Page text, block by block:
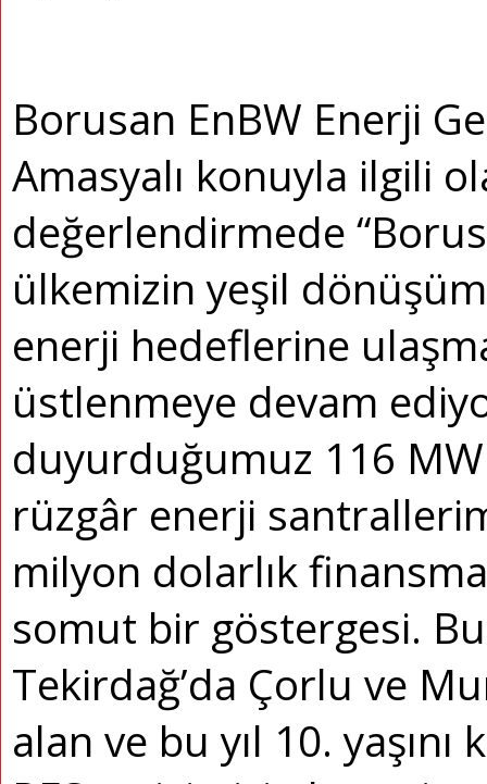
Borusan EnBW Enerji
Amasyalı konuyla ilgili
değerlendirmede
ülkemizin yeşil
enerji hedeflerine
üstlenmeye devam
duyurduğumuz 116
rüzgâr enerji
milyon dolarlık
somut bir göstergesi. Bu
Tekirdağ’da Çorlu ve
alan ve bu yıl 10. yaşını